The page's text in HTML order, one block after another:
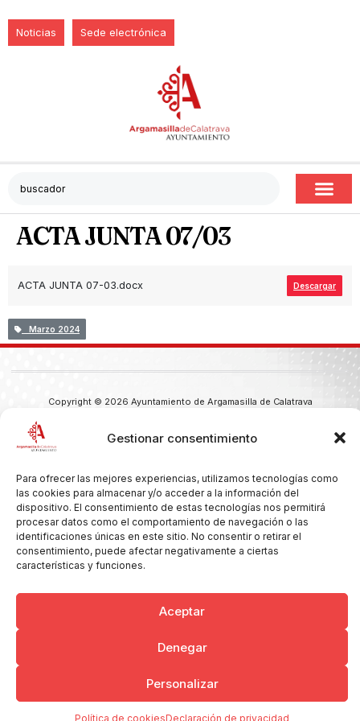
Gestionar consentimiento
Para ofrecer las mejores experiencias, utilizamos tecnologías como
las cookies para almacenar y/o acceder a la información del
dispositivo. El consentimiento de estas tecnologías nos permitirá
procesar datos como el comportamiento de navegación o las
identificaciones únicas en este sitio. No consentir o retirar el
consentimiento, puede afectar negativamente a ciertas
características y funciones.
Aceptar
Denegar
Personalizar
Política de cookiesDeclaración de privacidad
Noticias Sede electrónica
ACTA JUNTA 07/03
ACTA JUNTA 07-03.docx Descargar
Marzo 2024
Copyright © 2026 Ayuntamiento de Argamasilla de Calatrava